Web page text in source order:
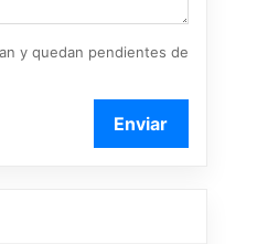
y quedan pendientes de
Enviar